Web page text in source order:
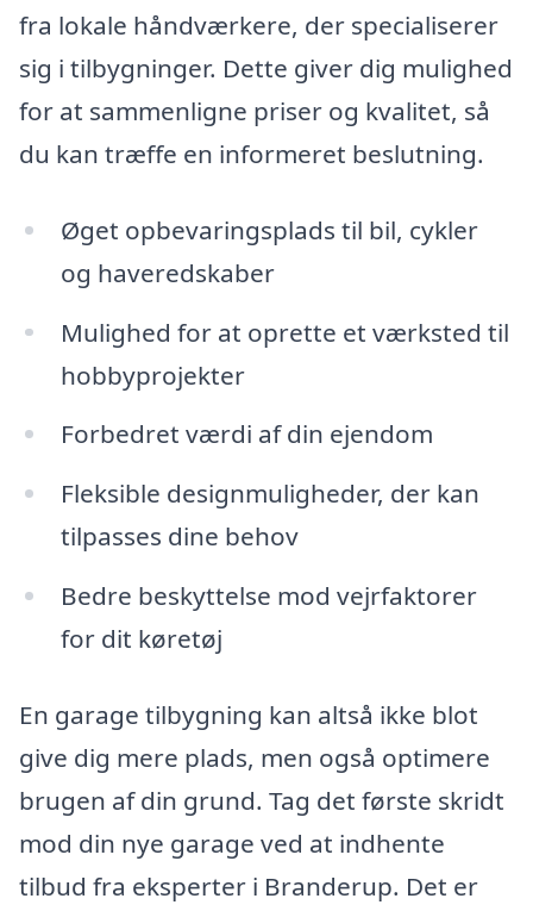
fra lokale håndværkere, der specialiserer
sig i tilbygninger. Dette giver dig mulighed
for at sammenligne priser og kvalitet, så
du kan træffe en informeret beslutning.
Øget opbevaringsplads til bil, cykler
og haveredskaber
Mulighed for at oprette et værksted til
hobbyprojekter
Forbedret værdi af din ejendom
Fleksible designmuligheder, der kan
tilpasses dine behov
Bedre beskyttelse mod vejrfaktorer
for dit køretøj
En garage tilbygning kan altså ikke blot
give dig mere plads, men også optimere
brugen af din grund. Tag det første skridt
mod din nye garage ved at indhente
tilbud fra eksperter i Branderup. Det er